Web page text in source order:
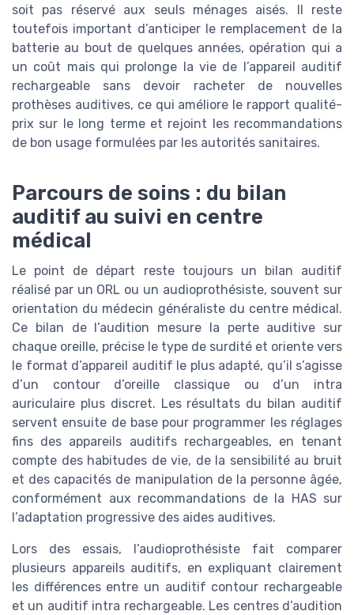
soit pas réservé aux seuls ménages aisés. Il reste
toutefois important d’anticiper le remplacement de la
batterie au bout de quelques années, opération qui a
un coût mais qui prolonge la vie de l’appareil auditif
rechargeable sans devoir racheter de nouvelles
prothèses auditives, ce qui améliore le rapport qualité-
prix sur le long terme et rejoint les recommandations
de bon usage formulées par les autorités sanitaires.
Parcours de soins : du bilan
auditif au suivi en centre
médical
Le point de départ reste toujours un bilan auditif
réalisé par un ORL ou un audioprothésiste, souvent sur
orientation du médecin généraliste du centre médical.
Ce bilan de l’audition mesure la perte auditive sur
chaque oreille, précise le type de surdité et oriente vers
le format d’appareil auditif le plus adapté, qu’il s’agisse
d’un contour d’oreille classique ou d’un intra
auriculaire plus discret. Les résultats du bilan auditif
servent ensuite de base pour programmer les réglages
fins des appareils auditifs rechargeables, en tenant
compte des habitudes de vie, de la sensibilité au bruit
et des capacités de manipulation de la personne âgée,
conformément aux recommandations de la HAS sur
l’adaptation progressive des aides auditives.
Lors des essais, l’audioprothésiste fait comparer
plusieurs appareils auditifs, en expliquant clairement
les différences entre un auditif contour rechargeable
et un auditif intra rechargeable. Les centres d’audition